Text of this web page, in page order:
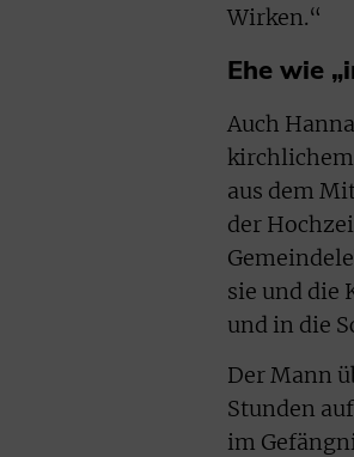
Wirken.“
Ehe wie
Auch
kirchlichem
aus dem
der
sie und die
und in die
Der Mann
Stunden
im